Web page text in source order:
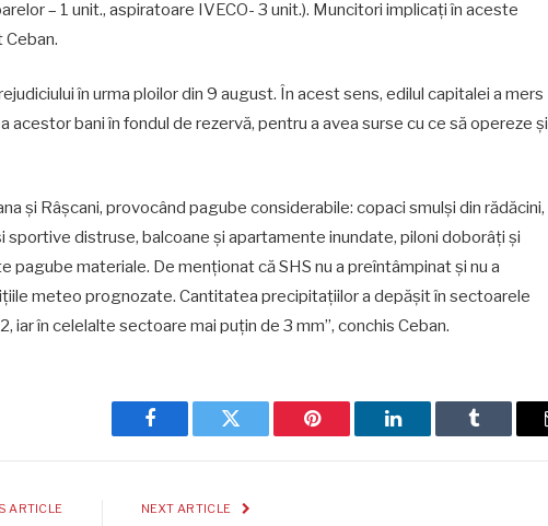
– 1 unit., aspiratoare IVECO- 3 unit.). Muncitori implicați în aceste
Ceban.
în urma ploilor din 9 august. În acest sens, edilul capitalei a mers
acestor bani în fondul de rezervă, pentru a avea surse cu ce să opereze și
și Râșcani, provocând pagube considerabile: copaci smulși din rădăcini,
sportive distruse, balcoane și apartamente inundate, piloni doborâți și
materiale. De menționat că SHS nu a preîntâmpinat și nu a
meteo prognozate. Cantitatea precipitațiilor a depășit în sectoarele
iar în celelalte sectoare mai puțin de 3 mm”, conchis Ceban.
Facebook Twitter Pinterest LinkedIn Tumblr
ARTICLE NEXT ARTICLE